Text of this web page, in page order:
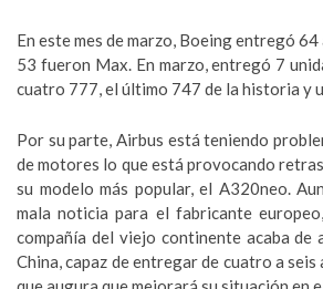
En este mes de marzo, Boeing entregó
53 fueron Max. En marzo, entregó 7
cuatro 777, el último 747 de la historia y
Por su parte, Airbus está teniendo
de motores lo que está provocando
su modelo más popular, el A320neo.
mala noticia para el fabricante
compañía del viejo continente acaba
China, capaz de entregar de cuatro a seis